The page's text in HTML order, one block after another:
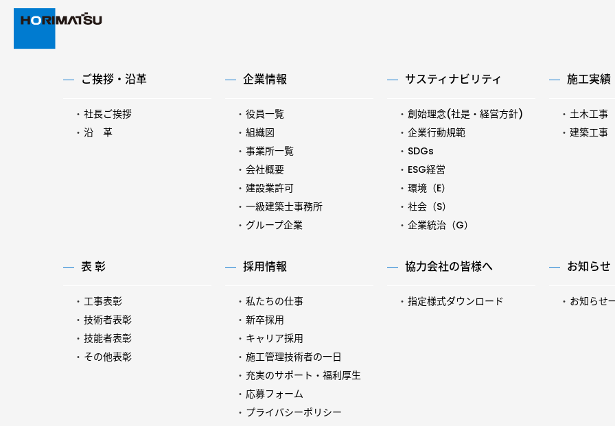
ご挨拶・沿革
社長ご挨拶
沿 革
企業情報
役員一覧
組織図
事業所一覧
会社概要
建設業許可
一級建築士事務所
グループ企業
サスティナビリティ
創始理念(社是・経営方針)
企業行動規範
SDGs
ESG経営
環境（E）
社会（S）
企業統治（G）
施工実績
土木工事
建築工事
表 彰
工事表彰
技術者表彰
技能者表彰
その他表彰
採用情報
私たちの仕事
新卒採用
キャリア採用
施工管理技術者の一日
充実のサポート・福利厚生
応募フォーム
プライバシーポリシー
協力会社の皆様へ
指定様式ダウンロード
お知らせ
お知らせ